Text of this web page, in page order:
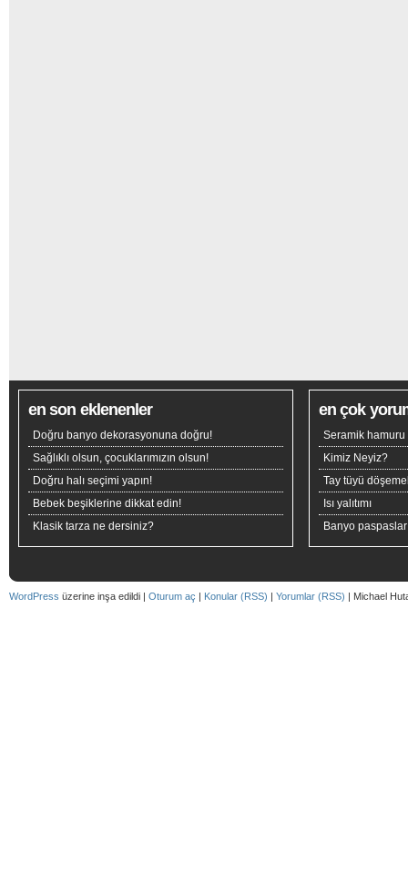
en son eklenenler
Doğru banyo dekorasyonuna doğru!
Sağlıklı olsun, çocuklarımızın olsun!
Doğru halı seçimi yapın!
Bebek beşiklerine dikkat edin!
Klasik tarza ne dersiniz?
en çok
Seramik hamuru
Kimiz Neyiz?
Tay tüyü
Isı yalıtımı
Banyo
WordPress üzerine inşa edildi | Oturum aç | Konular (RSS) | Yorumlar (RSS) | Michael